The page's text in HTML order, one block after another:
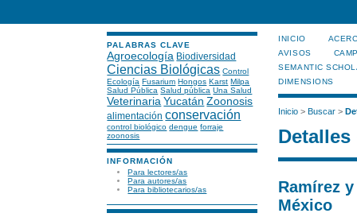
PALABRAS CLAVE
Agroecología Biodiversidad
Ciencias Biológicas Control
Ecología Fusarium Hongos Karst Milpa
Salud Pública Salud pública Una Salud
Veterinaria Yucatán Zoonosis
alimentación conservación
control biológico dengue forraje
zoonosis
INFORMACIÓN
Para lectores/as
Para autores/as
Para bibliotecarios/as
INICIO
AVISOS
SEMANTIC
DIMENSIONS
Inicio >Buscar >
Ramírez
México